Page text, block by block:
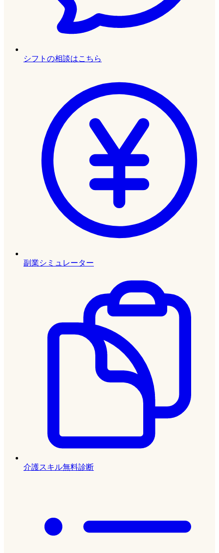
シフトの相談はこちら
副業シミュレーター
介護スキル無料診断